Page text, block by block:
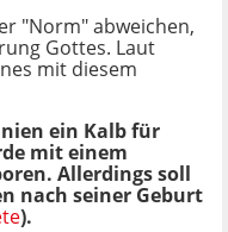
"Norm" abweichen,
Gottes. Laut
mit diesem
ein Kalb für
mit einem
Allerdings soll
nach seiner Geburt
).